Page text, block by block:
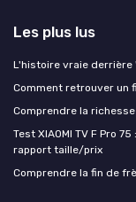
Les plus lus
L'histoire vraie derrière
Comment retrouver un
Comprendre la
Test XIAOMI TV F Pro
rapport taille/prix
Comprendre la fin de